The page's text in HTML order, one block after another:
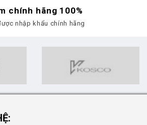
chính hãng 100%
nhập khẩu chính hãng